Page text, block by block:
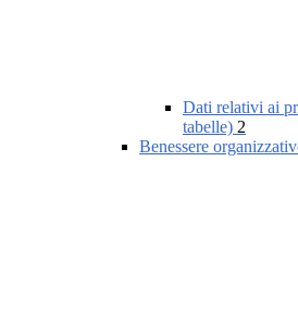
Dati relativi ai
tabelle) 2
Benessere